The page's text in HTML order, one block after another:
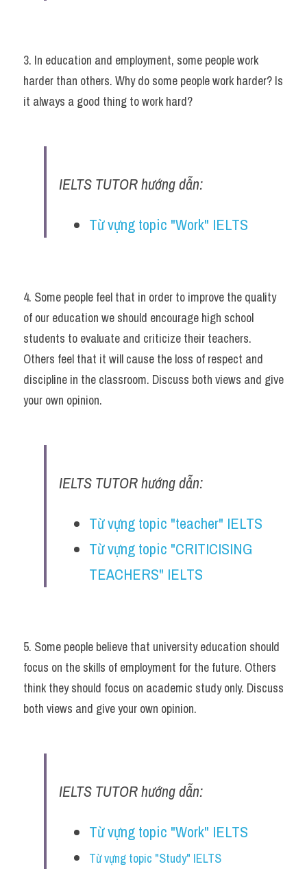
3. In education and employment, some people work
harder than others. Why do some people work harder? Is
it always a good thing to work hard?
IELTS TUTOR hướng dẫn:
Từ vựng topic "Work" IELTS
4. Some people feel that in order to improve the quality
of our education we should encourage high school
students to evaluate and criticize their teachers.
Others feel that it will cause the loss of respect and
discipline in the classroom. Discuss both views and give
your own opinion.
IELTS TUTOR hướng dẫn:
Từ vựng topic "teacher" IELTS
Từ vựng topic "CRITICISING
TEACHERS" IELTS
5. Some people believe that university education should
focus on the skills of employment for the future. Others
think they should focus on academic study only. Discuss
both views and give your own opinion.
IELTS TUTOR hướng dẫn:
Từ vựng topic "Work" IELTS
Từ vựng topic "Study" IELTS